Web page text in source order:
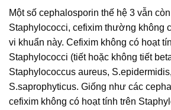
Một số cephalosporin thế hệ 3 vẫn
Staphylococci, cefixim thường không
vi khuẩn này. Cefixim không có hoạt
Staphylococci (tiết hoặc không tiết
Staphylococcus aureus,
S.saprophyticus. Giống như các
cefixim không có hoạt tính trên